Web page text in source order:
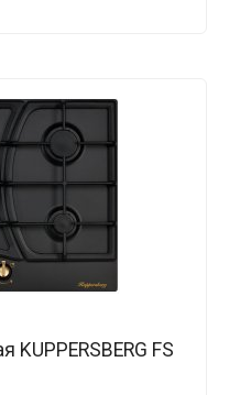
KUPPERSBERG FS